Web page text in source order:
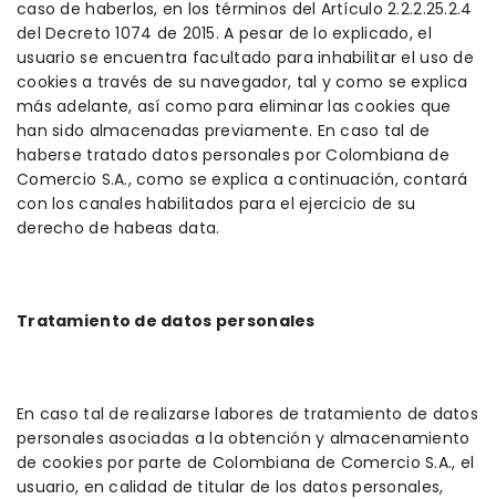
caso de haberlos, en los términos del Artículo 2.2.2.25.2.4
del Decreto 1074 de 2015. A pesar de lo explicado, el
usuario se encuentra facultado para inhabilitar el uso de
cookies a través de su navegador, tal y como se explica
más adelante, así como para eliminar las cookies que
han sido almacenadas previamente. En caso tal de
haberse tratado datos personales por Colombiana de
Comercio S.A., como se explica a continuación, contará
con los canales habilitados para el ejercicio de su
derecho de habeas data.
Tratamiento de datos personales
En caso tal de realizarse labores de tratamiento de datos
personales asociadas a la obtención y almacenamiento
de cookies por parte de Colombiana de Comercio S.A., el
usuario, en calidad de titular de los datos personales,